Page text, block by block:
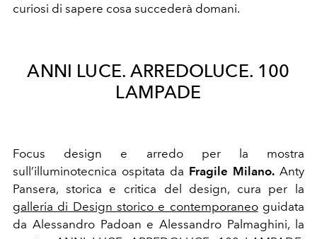
curiosi di sapere cosa succederà domani.
ANNI LUCE. ARREDOLUCE. 100
LAMPADE
Focus design e arredo per la mostra
sull’illuminotecnica ospitata da Fragile Milano. Anty
Pansera, storica e critica del design, cura per la
galleria di Design storico e contemporaneoguidata
da Alessandro Padoan e Alessandro Palmaghini, la